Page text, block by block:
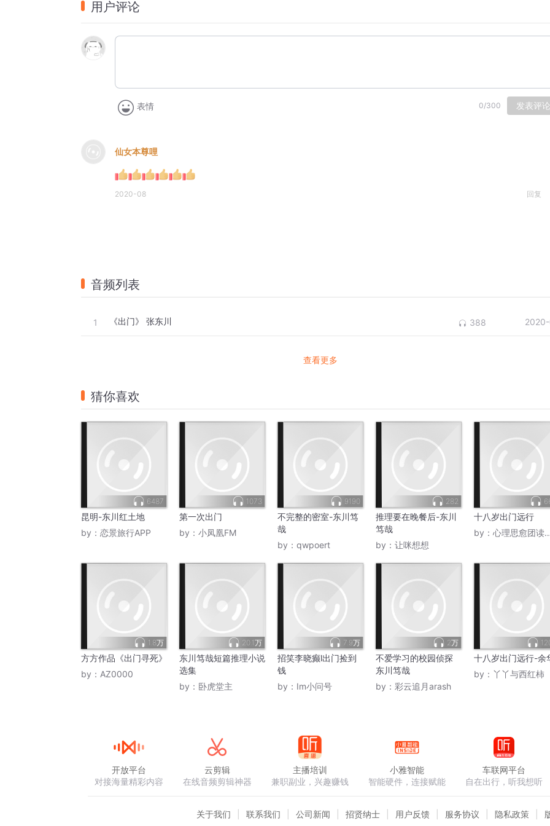
现在到底几点
也不能管
我只能默默呢喃
烟也抽了一半
也不能断
错过了多少人
游离中不沉沦
踏破房门
不再沉沦
管它多伤人
多少人
错过了多少人
聚光灯
这只是我的梦
踏破房门
看到眼前的人们
光芒照在我眼睛
看到久违的气温
管它多伤人
管它多伤人
用户评论
表情 0/300 发表评论
仙女本尊哩
2020-08 回复
音频列表
1 《出门》 张东川 388
查看更多
猜你喜欢
6487
昆明-东川红土地
by： 恋景旅行APP
1073
第一次出门
by： 小凤凰FM
9190
不完整的密室-东川笃
哉
by： qwpoert
282
推理要在晚餐后-东川
笃哉
by： 让咪想想
十八岁出门远行
by： 心理思愈团读书会
1.8万
方方作品《出门寻死》
by： AZ0000
20.1万
东川笃哉短篇推理小说
选集
by： 卧虎堂主
7.9万
招笑李晓癫l出门捡到
钱
by： Im小问号
2万
不爱学习的校园侦探
东川笃哉
by： 彩云追月arash
十八岁出门远行-余
by： 丫丫与西红柿
开放平台
对接海量精彩内容
云剪辑
在线音频剪辑神器
主播培训
兼职副业，兴趣赚钱
小雅智能
智能硬件，连接赋能
车联网平台
自在出行，听我想听
关于我们 联系我们 公司新闻 招贤纳士 用户反馈 服务协议 隐私政策